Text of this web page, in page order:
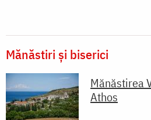
Mănăstiri și biserici
Mănăstirea
Athos